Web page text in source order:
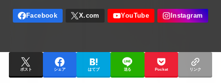
ポスト シェア はてブ 送る Pocket リンク